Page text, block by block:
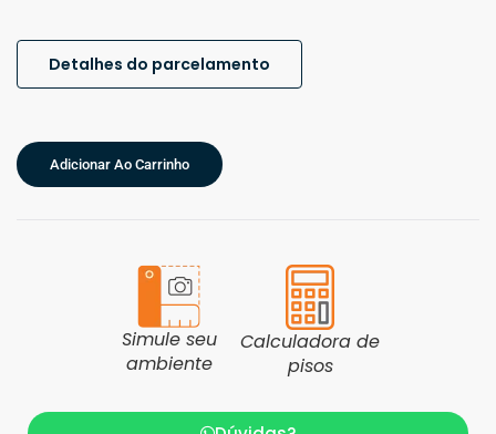
Detalhes do parcelamento
Adicionar Ao Carrinho
Simule seu
ambiente
Calculadora de
pisos